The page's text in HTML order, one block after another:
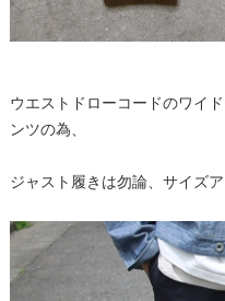
ウエストドローコードのワイ
ンツの為、
ジャスト履きは勿論、サイズ